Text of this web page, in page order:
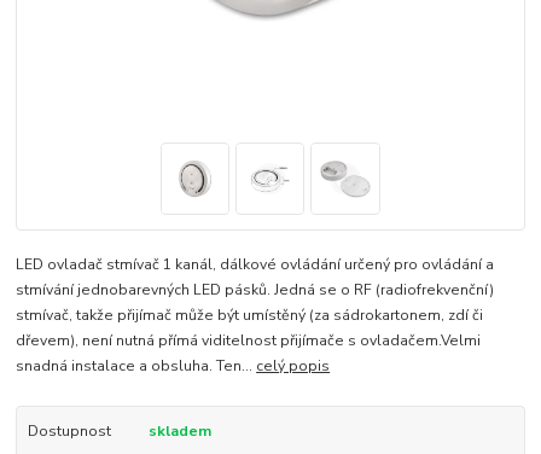
LED ovladač stmívač 1 kanál, dálkové ovládání určený pro ovládání a
stmívání jednobarevných LED pásků. Jedná se o RF (radiofrekvenční)
stmívač, takže přijímač může být umístěný (za sádrokartonem, zdí či
dřevem), není nutná přímá viditelnost přijímače s ovladačem.Velmi
snadná instalace a obsluha. Ten... celý popis
Dostupnost skladem